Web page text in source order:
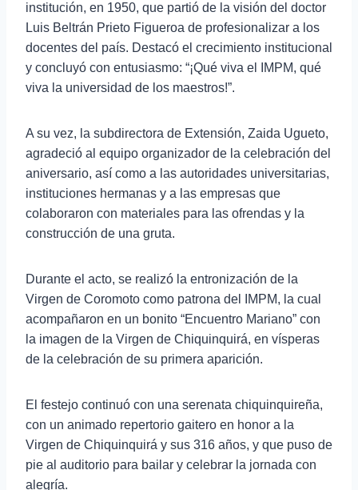
institución, en 1950, que partió de la visión del doctor
Luis Beltrán Prieto Figueroa de profesionalizar a los
docentes del país. Destacó el crecimiento institucional
y concluyó con entusiasmo: “¡Qué viva el IMPM, qué
viva la universidad de los maestros!”.
A su vez, la subdirectora de Extensión, Zaida Ugueto,
agradeció al equipo organizador de la celebración del
aniversario, así como a las autoridades universitarias,
instituciones hermanas y a las empresas que
colaboraron con materiales para las ofrendas y la
construcción de una gruta.
Durante el acto, se realizó la entronización de la
Virgen de Coromoto como patrona del IMPM, la cual
acompañaron en un bonito “Encuentro Mariano” con
la imagen de la Virgen de Chiquinquirá, en vísperas
de la celebración de su primera aparición.
El festejo continuó con una serenata chiquinquireña,
con un animado repertorio gaitero en honor a la
Virgen de Chiquinquirá y sus 316 años, y que puso de
pie al auditorio para bailar y celebrar la jornada con
alegría.